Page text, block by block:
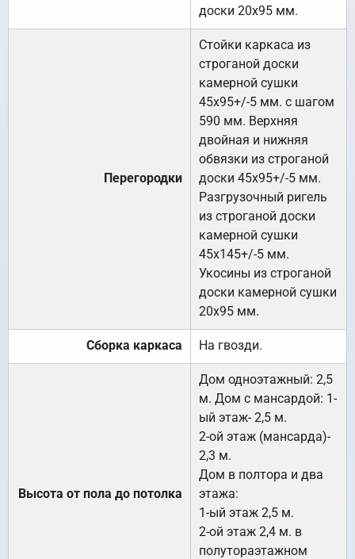
доски 20х95 мм.
Перегородки
Стойки каркаса из
строганой доски
камерной сушки
45х95+/-5 мм. с шагом
590 мм. Верхняя
двойная и нижняя
обвязки из строганой
доски 45х95+/-5 мм.
Разгрузочный ригель
из строганой доски
камерной сушки
45х145+/-5 мм.
Укосины из строганой
доски камерной сушки
20х95 мм.
Сборка каркаса На гвозди.
Высота от пола до потолка
Дом одноэтажный: 2,5
м. Дом с мансардой: 1-
ый этаж- 2,5 м.
2-ой этаж (мансарда)-
2,3 м.
Дом в полтора и два
этажа:
1-ый этаж 2,5 м.
2-ой этаж 2,4 м. в
полутораэтажном